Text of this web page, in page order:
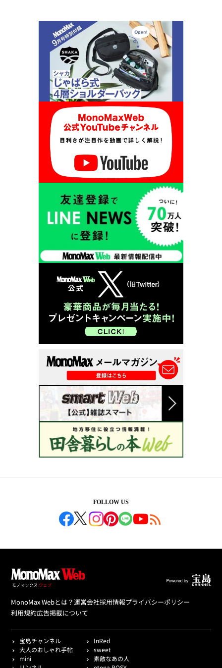
FOLLOW US
MonoMax Webとは？運営会社採用情報プライバシーポリシー
利用規約広告掲載について
宝島チャンネル
InRed
大人のおしゃれ手帖
sweet
mini
素敵なあの人